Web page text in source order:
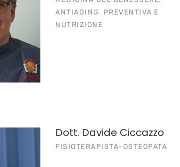
ANTIAGING, PREVENTIVA E
NUTRIZIONE
Dott. Davide Ciccazzo
FISIOTERAPISTA-OSTEOPATA